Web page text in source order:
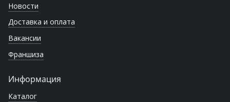
Новости
Доставка и оплата
Вакансии
Франшиза
Информация
Каталог